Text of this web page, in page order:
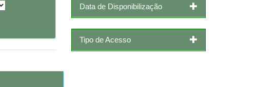
Data de Disponibilização
Tipo de Acesso